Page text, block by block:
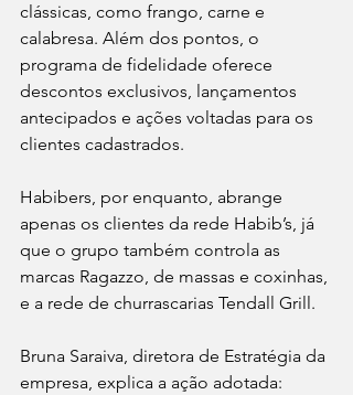
clássicas, como frango, carne e
calabresa. Além dos pontos, o
programa de fidelidade oferece
descontos exclusivos, lançamentos
antecipados e ações voltadas para os
clientes cadastrados.
Habibers, por enquanto, abrange
apenas os clientes da rede Habib’s, já
que o grupo também controla as
marcas Ragazzo, de massas e coxinhas,
e a rede de churrascarias Tendall Grill.
Bruna Saraiva, diretora de Estratégia da
empresa, explica a ação adotada: